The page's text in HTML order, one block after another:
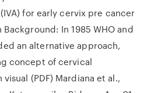
for early cervix pre cancer
In 1985 WHO and
an alternative approach,
concept of cervical
(PDF) Mardiana et al.,